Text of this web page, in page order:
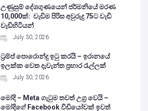
උණුසුම් දේශගුණයෙන් ජර්මනියේ මරණ
10,000ක්: වැඩිම පිරිස අවුරුදු 75ට වැඩි
වැඩිහිටියන්
July 30, 2026
ට්‍රම්ප් පොරොන්දු ඉටු කරයි – ඉරානයේ
ඉලක්ක වෙත දැවැන්ත ප්‍රහාර රැල්ලක්
July 30, 2026
මෝදි – Meta ගැටුම තවත් උග්‍ර වෙයි –
මෝදිගේ Facebook වීඩියෝවක් ඉවත්